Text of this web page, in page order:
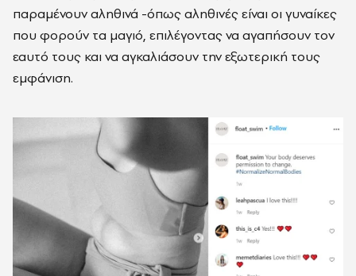
παραμένουν αληθινά -όπως αληθινές είναι οι γυναίκες
που φορούν τα μαγιό, επιλέγοντας να αγαπήσουν τον
εαυτό τους και να αγκαλιάσουν την εξωτερική τους
εμφάνιση.